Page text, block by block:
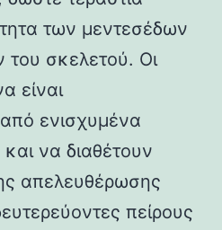
των μεντεσέδων
σκελετού. Οι
είναι
ενισχυμένα
να διαθέτουν
απελευθέρωσης
πείρους